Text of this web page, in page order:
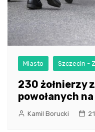
Miasto Szczecin -
230 żołnierzy
powołanych
Kamil Borucki